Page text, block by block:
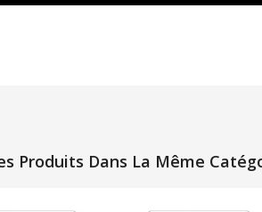
Produits Dans La Même